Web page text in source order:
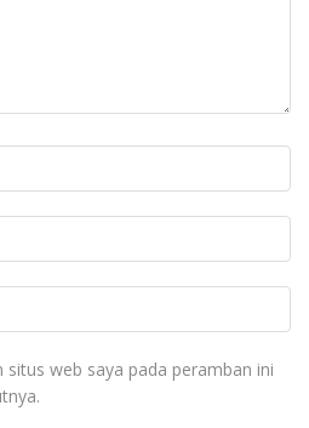
situs web saya pada peramban ini